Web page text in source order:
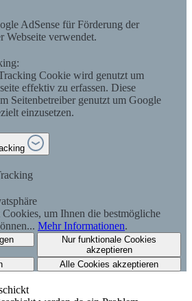
AdSense für Förderung der
Webseite verwendet.
Cookie wird genutzt um
effektiv zu erfassen. Diese
Seitenbetreiber genutzt um Google
einzusetzen.
um Ihnen die bestmögliche
Mehr Informationen.
Nur funktionale Cookies
akzeptieren
Alle Cookies akzeptieren